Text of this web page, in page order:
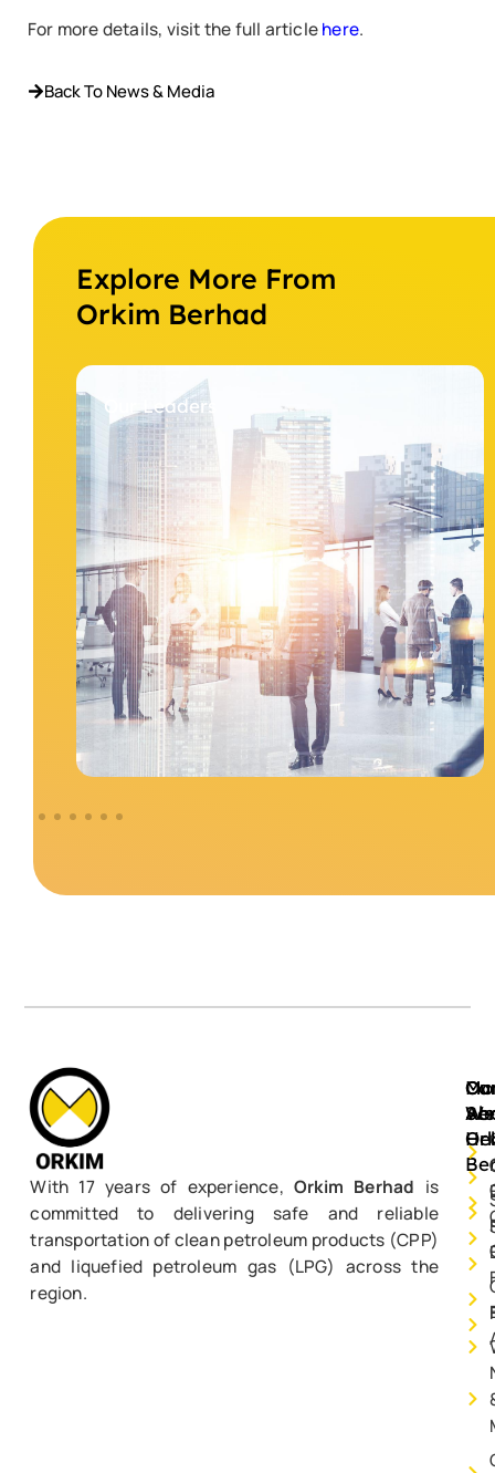
For more details, visit the full articlehere.
Back To News & Media
Explore More From
Orkim Berhad
Our Leaders
With 17 years of experience,Orkim Berhad is
committed to delivering safe and reliable
transportation of clean petroleum products (CPP)
and liquefied petroleum gas (LPG) across the
region.
We